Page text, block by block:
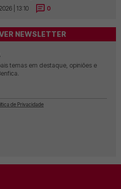
| 13:10
0
NEWSLETTER
temas em destaque, opiniões e
de Privacidade